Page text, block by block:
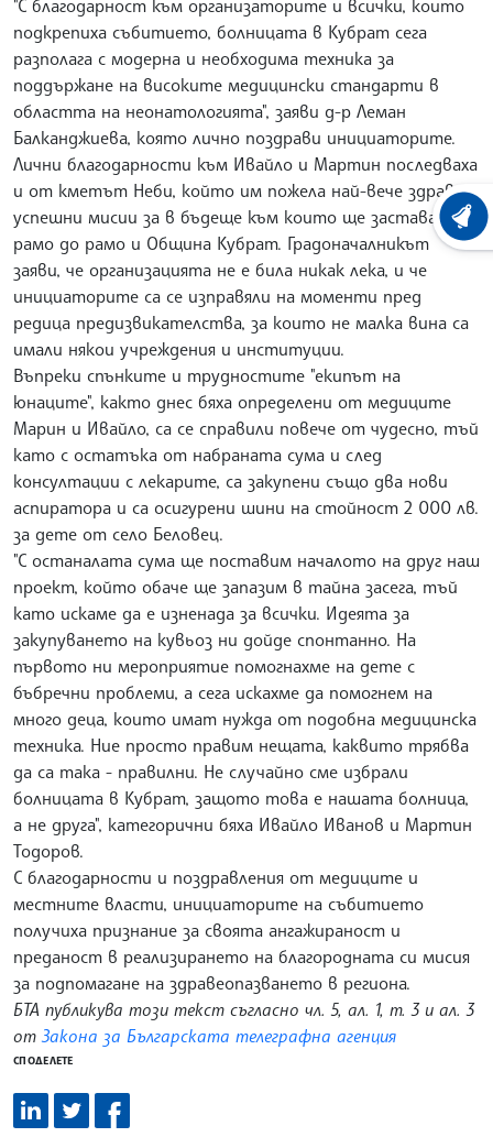
"С благодарност към организаторите и всички, които
подкрепиха събитието, болницата в Кубрат сега
разполага с модерна и необходима техника за
поддържане на високите медицински стандарти в
областта на неонатологията", заяви д-р Леман
Балканджиева, която лично поздрави инициаторите.
Лични благодарности към Ивайло и Мартин последваха
и от кметът Неби, който им пожела най-вече здраве и
успешни мисии за в бъдеще към които ще застава
рамо до рамо и Община Кубрат. Градоначалникът
заяви, че организацията не е била никак лека, и че
инициаторите са се изправяли на моменти пред
редица предизвикателства, за които не малка вина са
имали някои учреждения и институции.
Въпреки спънките и трудностите "екипът на
юнаците", както днес бяха определени от медиците
Марин и Ивайло, са се справили повече от чудесно, тъй
като с остатъка от набраната сума и след
консултации с лекарите, са закупени също два нови
аспиратора и са осигурени шини на стойност 2 000 лв.
за дете от село Беловец.
"С останалата сума ще поставим началото на друг наш
проект, който обаче ще запазим в тайна засега, тъй
като искаме да е изненада за всички. Идеята за
закупуването на кувьоз ни дойде спонтанно. На
първото ни мероприятие помогнахме на дете с
бъбречни проблеми, а сега искахме да помогнем на
много деца, които имат нужда от подобна медицинска
техника. Ние просто правим нещата, каквито трябва
да са така - правилни. Не случайно сме избрали
болницата в Кубрат, защото това е нашата болница,
а не друга", категорични бяха Ивайло Иванов и Мартин
Тодоров.
С благодарности и поздравления от медиците и
местните власти, инициаторите на събитието
получиха признание за своята ангажираност и
преданост в реализирането на благородната си мисия
за подпомагане на здравеопазването в региона.
БТА публикува този текст съгласно чл. 5, ал. 1, т. 3 и ал. 3
от Закона за Българската телеграфна агенция
СПОДЕЛЕТЕ